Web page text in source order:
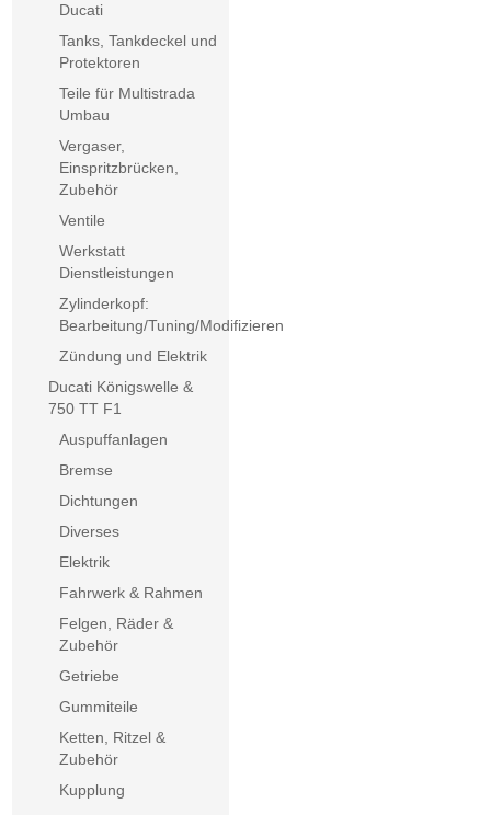
Ducati
Tanks, Tankdeckel und
Protektoren
Teile für Multistrada
Umbau
Vergaser,
Einspritzbrücken,
Zubehör
Ventile
Werkstatt
Dienstleistungen
Zylinderkopf:
Bearbeitung/Tuning/Modifizieren
Zündung und Elektrik
Ducati Königswelle &
750 TT F1
Auspuffanlagen
Bremse
Dichtungen
Diverses
Elektrik
Fahrwerk & Rahmen
Felgen, Räder &
Zubehör
Getriebe
Gummiteile
Ketten, Ritzel &
Zubehör
Kupplung